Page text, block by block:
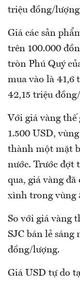
triệu đồng/
Giá các sản
trên 100.000
tròn Phú Quý
mua vào là 41,6
42,15 triệu
Với giá vàng thế
1.500 USD,
thành một mặt
nước. Trước đợt
qua, giá vàng
xình trong vùng
So với giá vàng
SJC bán lẻ sáng
đồng/lượng.
Giá USD tự do